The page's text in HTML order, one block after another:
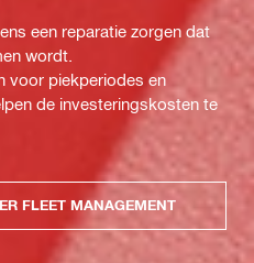
een reparatie zorgen dat
wordt.
voor piekperiodes en
de investeringskosten te
FLEET MANAGEMENT